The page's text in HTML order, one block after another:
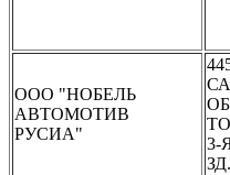
ООО "НОБЕЛЬ
АВТОМОТИВ
РУСИА"
3-